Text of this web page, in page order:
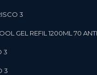
3
GEL REFIL 1200ML 70
3
3